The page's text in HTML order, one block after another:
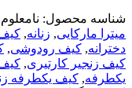
شناسه محصول: نامعلوم
میترا مارکایی, زنانه,
دخترانه, کیف رودوشی,
کیف زنجیر کارتیری,
یکطرفه, کیف یکطرفه